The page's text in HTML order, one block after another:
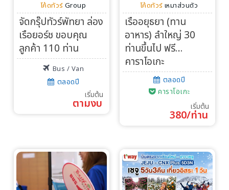
โค้ดทัวร์ Group
จัดกรุ๊ปทัวร์พัทยา ล่อง
เรือยอร์ช ขอบคุณ
ลูกค้า 110 ท่าน
Bus / Van
ตลอดปี
เริ่มต้น
ตามงบ
โค้ดทัวร์ เหมาส่วนตัว
เรืออยุธยา (ทาน
อาหาร) ลำใหญ่ 30
ท่านขึ้นไป ฟรี…
คาราโอเกะ
ตลอดปี
คาราโอเกะ
เริ่มต้น
380/ท่าน